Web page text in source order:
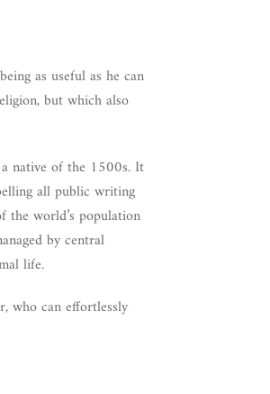
as useful as he can
but which also
native of the 1500s. It
all public writing
the world’s population
by central
life.
who can effortlessly